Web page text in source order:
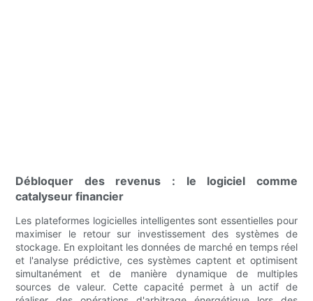
Débloquer des revenus : le logiciel comme
catalyseur financier
Les plateformes logicielles intelligentes sont essentielles pour
maximiser le retour sur investissement des systèmes de
stockage. En exploitant les données de marché en temps réel
et l'analyse prédictive, ces systèmes captent et optimisent
simultanément et de manière dynamique de multiples
sources de valeur. Cette capacité permet à un actif de